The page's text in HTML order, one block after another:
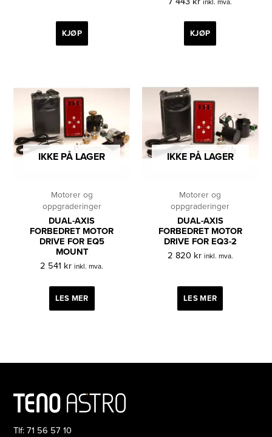
KJØP KJØP
IKKE PÅ LAGER
Motorer og
oppgraderinger
DUAL-AXIS
FORBEDRET MOTOR
DRIVE FOR EQ5
MOUNT
2 541 kr inkl. mva.
LES MER
IKKE PÅ LAGER
Motorer og
oppgraderinger
DUAL-AXIS
FORBEDRET MOTOR
DRIVE FOR EQ3-2
2 820 kr inkl. mva.
LES MER
Tlf: 71 56 57 10